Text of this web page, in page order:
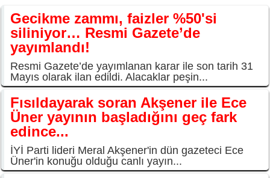
Gecikme zammı, faizler %50'si
siliniyor… Resmi Gazete’de
yayımlandı!
Resmi Gazete’de yayımlanan karar ile son tarih 31
Mayıs olarak ilan edildi. Alacaklar peşin...
Fısıldayarak soran Akşener ile Ece
Üner yayının başladığını geç fark
edince...
İYİ Parti lideri Meral Akşener'in dün gazeteci Ece
Üner'in konuğu olduğu canlı yayın...